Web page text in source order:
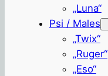
„Luna“
Psi / Males
„Twix“
„Ruger“
„Eso“